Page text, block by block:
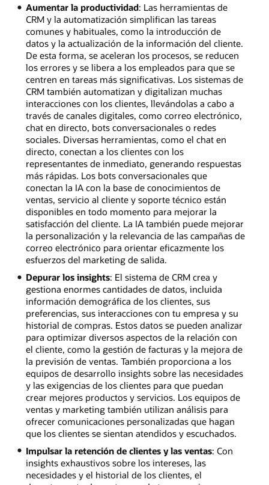
Aumentar la productividad: Las herramientas de
CRM y la automatización simplifican las tareas
comunes y habituales, como la introducción de
datos y la actualización de la información del cliente.
De esta forma, se aceleran los procesos, se reducen
los errores y se libera a los empleados para que se
centren en tareas más significativas. Los sistemas de
CRM también automatizan y digitalizan muchas
interacciones con los clientes, llevándolas a cabo a
través de canales digitales, como correo electrónico,
chat en directo, bots conversacionales o redes
sociales. Diversas herramientas, como el chat en
directo, conectan a los clientes con los
representantes de inmediato, generando respuestas
más rápidas. Los bots conversacionales que
conectan la IA con la base de conocimientos de
ventas, servicio al cliente y soporte técnico están
disponibles en todo momento para mejorar la
satisfacción del cliente. La IA también puede mejorar
la personalización y la relevancia de las campañas de
correo electrónico para orientar eficazmente los
esfuerzos del marketing de salida.
Depurar los insights: El sistema de CRM crea y
gestiona enormes cantidades de datos, incluida
información demográfica de los clientes, sus
preferencias, sus interacciones con tu empresa y su
historial de compras. Estos datos se pueden analizar
para optimizar diversos aspectos de la relación con
el cliente, como la gestión de facturas y la mejora de
la previsión de ventas. También proporciona a los
equipos de desarrollo insights sobre las necesidades
y las exigencias de los clientes para que puedan
crear mejores productos y servicios. Los equipos de
ventas y marketing también utilizan análisis para
ofrecer comunicaciones personalizadas que hagan
que los clientes se sientan atendidos y escuchados.
Impulsar la retención de clientes y las ventas: Con
insights exhaustivos sobre los intereses, las
necesidades y el historial de los clientes, el